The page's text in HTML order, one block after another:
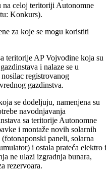
na celoj teritoriji Autonomne
Konkurs).
za koje se mogu koristiti
teritorije AP Vojvodine koja su
i nalaze se u
registrovanog
gazdinstva.
se dodeljuju, namenjena su
navodnjavanja
sa teritorije Autonomne
i montaže novih solarnih
paneli, solarna
i ostala prateća elektro i
ne ulazi izgradnja bunara,
rezervoara.